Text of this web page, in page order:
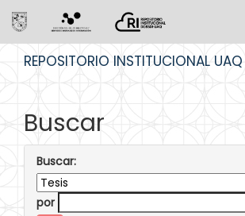
REPOSITORIO INSTITUCIONAL UAQ
Buscar
Buscar:
por